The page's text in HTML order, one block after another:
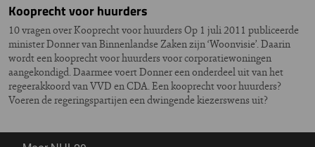
Kooprecht voor huurders
10 vragen over Kooprecht voor huurders Op 1 juli 2011 publiceerde
minister Donner van Binnenlandse Zaken zijn ‘Woonvisie’. Daarin
wordt een kooprecht voor huurders voor corporatiewoningen
aangekondigd. Daarmee voert Donner een onderdeel uit van het
regeerakkoord van VVD en CDA. Een kooprecht voor huurders?
Voeren de regeringspartijen een dwingende kiezerswens uit?